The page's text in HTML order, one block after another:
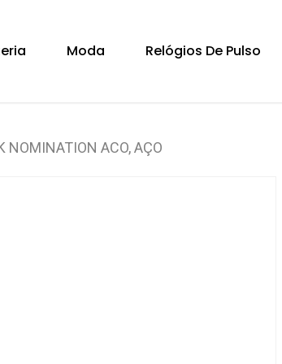
Moda Relógios De Pulso
NOMINATION ACO, AÇO